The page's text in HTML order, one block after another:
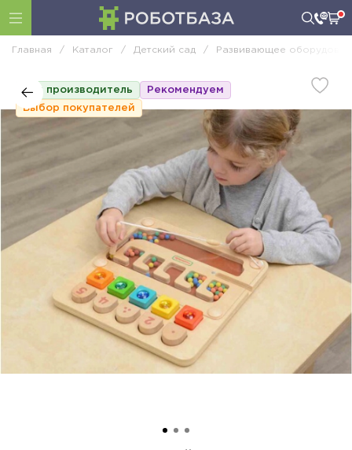
Главная / Каталог / Детский сад / Развивающее
Топ производитель Рекомендуем
Выбор покупателей